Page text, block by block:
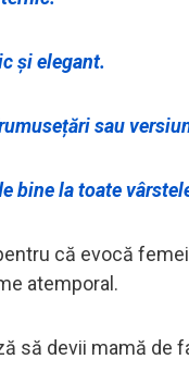
și elegant.
sau
bine la toate
că evocă
atemporal.
să devii mamă de